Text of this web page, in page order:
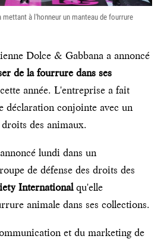
mettant à l'honneur un manteau de fourrure
Dolce & Gabbana a annoncé
de la fourrure dans ses
année. L'entreprise a fait
déclaration conjointe avec un
des animaux.
lundi dans un
de défense des droits des
Internationalqu'elle
animale dans ses collections.
et du marketing de